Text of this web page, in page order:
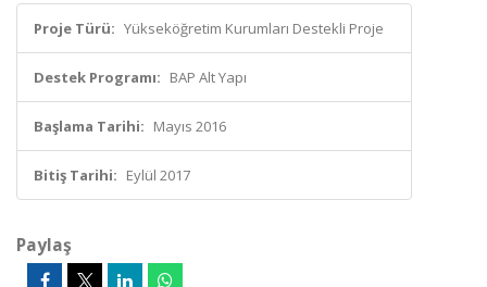
Proje Türü: Yükseköğretim Kurumları Destekli Proje
Destek Programı: BAP Alt Yapı
Başlama Tarihi: Mayıs 2016
Bitiş Tarihi: Eylül 2017
Paylaş